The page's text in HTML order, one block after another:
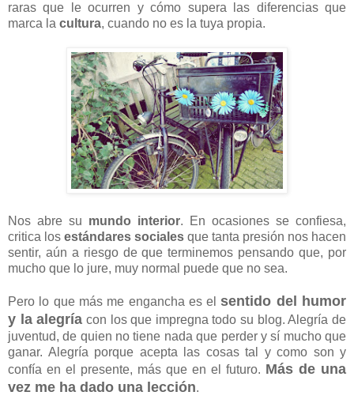
raras que le ocurren y cómo supera las diferencias que
marca la cultura, cuando no es la tuya propia.
Nos abre su mundo interior. En ocasiones se confiesa,
critica los estándares sociales que tanta presión nos hacen
sentir, aún a riesgo de que terminemos pensando que, por
mucho que lo jure, muy normal puede que no sea.
Pero lo que más me engancha es el sentido del humor
y la alegría con los que impregna todo su blog. Alegría de
juventud, de quien no tiene nada que perder y sí mucho que
ganar. Alegría porque acepta las cosas tal y como son y
confía en el presente, más que en el futuro. Más de una
vez me ha dado una lección.